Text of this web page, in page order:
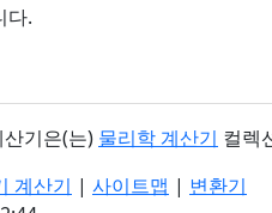
다.
기은(는) 물리학 계산기 컬렉
계산기 | 사이트맵 | 변환기